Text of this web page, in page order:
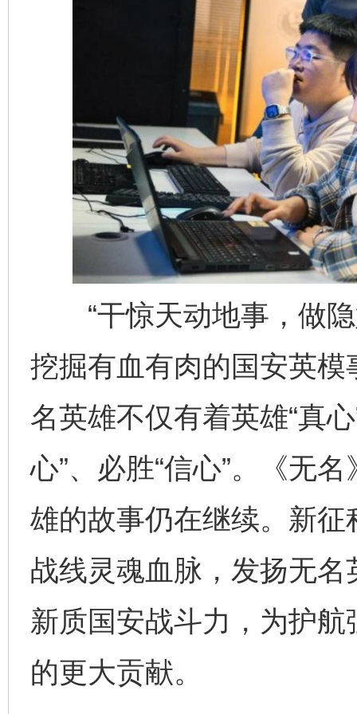
“干惊天动地事，做隐
挖掘有血有肉的国安英
名英雄不仅有着英雄“真
心”、必胜“信心”。《无
雄的故事仍在继续。新
战线灵魂血脉，发扬无
新质国安战斗力，为护
的更大贡献。